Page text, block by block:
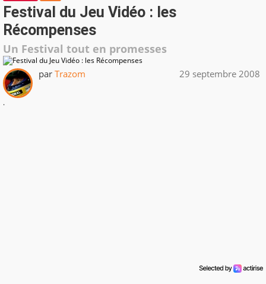
Festival du Jeu Vidéo : les
Récompenses
Un Festival tout en promesses
par Trazom 29 septembre 2008
.